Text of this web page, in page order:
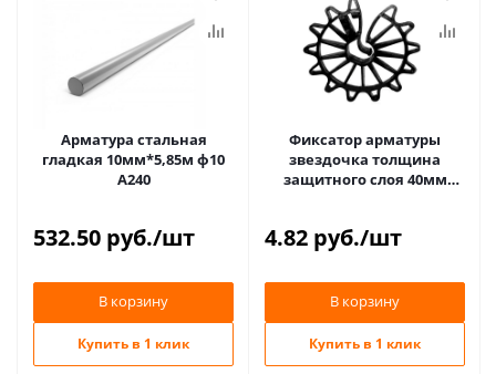
Арматура стальная
гладкая 10мм*5,85м ф10
А240
532.50 руб./шт
В корзину
Купить в 1 клик
Фиксатор арматуры
звездочка толщина
защитного слоя 40мм
4.82 руб./шт
В корзину
Купить в 1 клик